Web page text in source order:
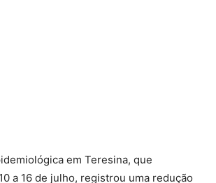
em Teresina, que
a 16 de julho, registrou uma redução